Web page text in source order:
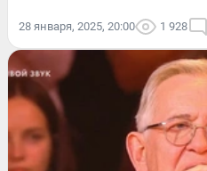
28 января, 2025, 20:00 1 928